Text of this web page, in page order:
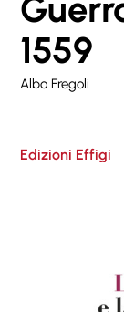
1559
Albo Fregoli
Edizioni Effigi